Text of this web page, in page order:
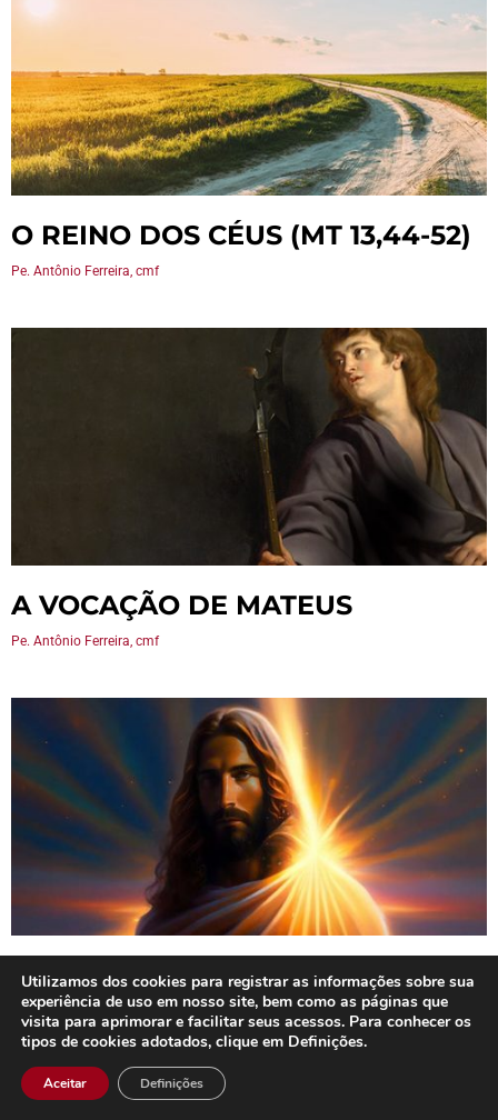
O REINO DOS CÉUS (MT 13,44-52)
Pe. Antônio Ferreira, cmf
A VOCAÇÃO DE MATEUS
Pe. Antônio Ferreira, cmf
JESUS É O CAMINHO, A VERDADE
E A VIDA
Pe. Antônio Ferreira, cmf
Utilizamos dos cookies para registrar as informações sobre sua
experiência de uso em nosso site, bem como as páginas que
visita para aprimorar e facilitar seus acessos. Para conhecer os
tipos de cookies adotados, clique em Definições.
Aceitar Definições